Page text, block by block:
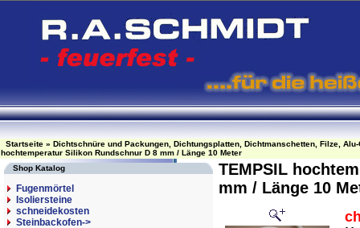
Startseite » Dichtschnüre und Packungen, Dichtungsplatten, Dichtmanschetten, Filze, Alu-
hochtemperatur Silikon Rundschnur D 8 mm / Länge 10 Meter
Shop Katalog
Fugenmörtel
Isoliersteine
schneidekosten
Steinbackofen->
TEMPSIL
mm / Länge 10